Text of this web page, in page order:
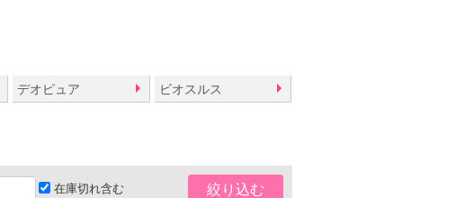
デオピュア ビオスルス
在庫切れ含む 絞り込む